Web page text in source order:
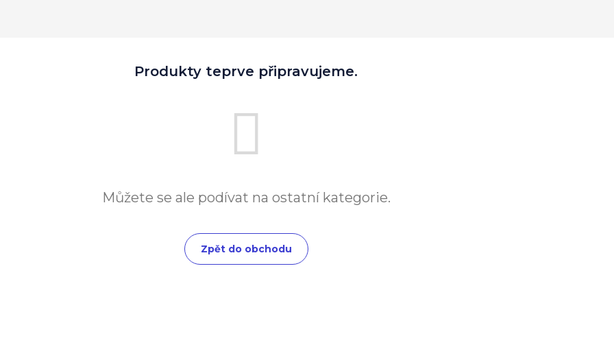
Produkty teprve připravujeme.
Můžete se ale podívat na ostatní kategorie.
Zpět do obchodu